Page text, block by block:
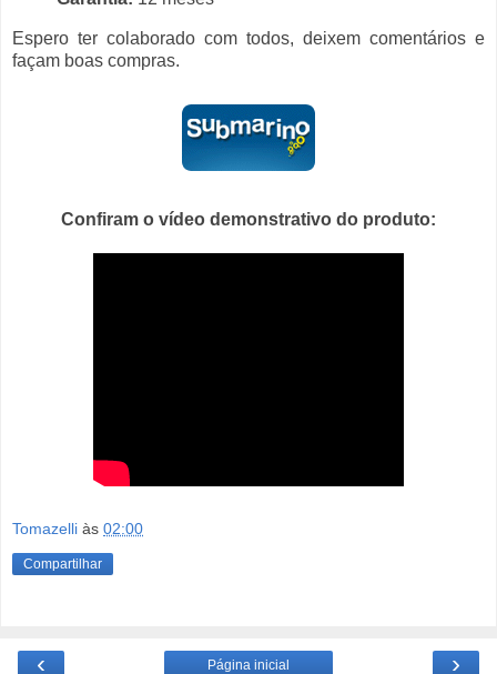
Espero ter colaborado com todos, deixem comentários e
façam boas compras.
Confiram o vídeo demonstrativo do produto:
Tomazelli às 02:00
Compartilhar
‹ ›
Página inicial